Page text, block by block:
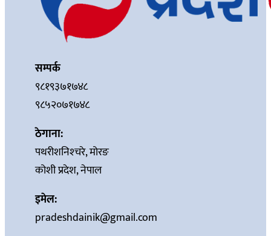
सम्पर्क
९८१९३७१७४८
९८५२०७१७४८
ठेगाना:
पथरीशनिश्‍चरे, मोरङ
कोशी प्रदेश, नेपाल
इमेल:
pradeshdainik@gmail.com